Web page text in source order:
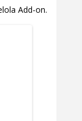
Add-on.